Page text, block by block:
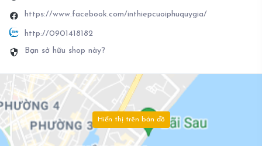
https://www.facebook.com/inthiepcuoiphuquygia/
http://0901418182
Bạn sở hữu shop này?
Hiển thị trên bản đồ